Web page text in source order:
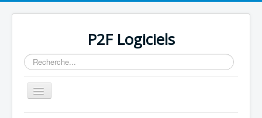
P2F Logiciels
Rechercher
Basculer
la